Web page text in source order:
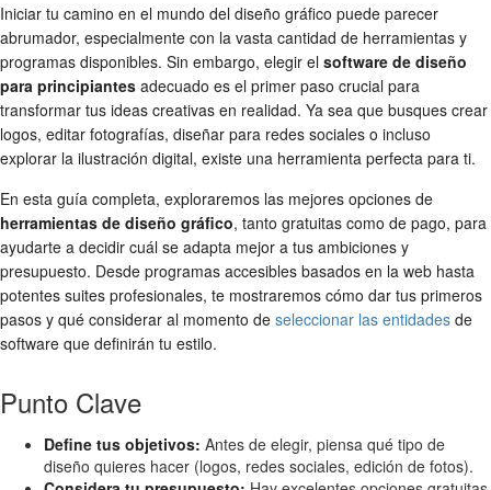
Iniciar tu camino en el mundo del diseño gráfico puede parecer
abrumador, especialmente con la vasta cantidad de herramientas y
programas disponibles. Sin embargo, elegir el software de diseño
para principiantes adecuado es el primer paso crucial para
transformar tus ideas creativas en realidad. Ya sea que busques crear
logos, editar fotografías, diseñar para redes sociales o incluso
explorar la ilustración digital, existe una herramienta perfecta para ti.
En esta guía completa, exploraremos las mejores opciones de
herramientas de diseño gráfico, tanto gratuitas como de pago, para
ayudarte a decidir cuál se adapta mejor a tus ambiciones y
presupuesto. Desde programas accesibles basados en la web hasta
potentes suites profesionales, te mostraremos cómo dar tus primeros
pasos y qué considerar al momento de seleccionar las entidades de
software que definirán tu estilo.
Punto Clave
Define tus objetivos: Antes de elegir, piensa qué tipo de
diseño quieres hacer (logos, redes sociales, edición de fotos).